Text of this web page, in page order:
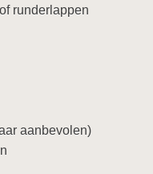
runderlappen
aanbevolen)